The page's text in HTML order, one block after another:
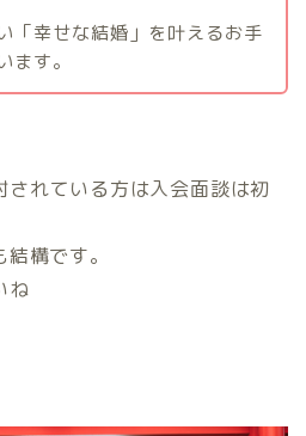
「幸せな結婚」を叶えるお手
ます。
れている方は入会面談は初
構です。
ね